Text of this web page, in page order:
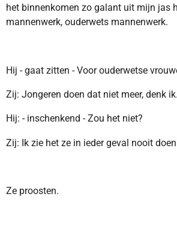
het binnenkomen zo galant uit mijn jas
mannenwerk, ouderwets mannenwerk.
Hij - gaat zitten - Voor ouderwetse
Zij: Jongeren doen dat niet meer, denk ik.
Hij: - inschenkend - Zou het niet?
Zij: Ik zie het ze in ieder geval nooit
Ze proosten.